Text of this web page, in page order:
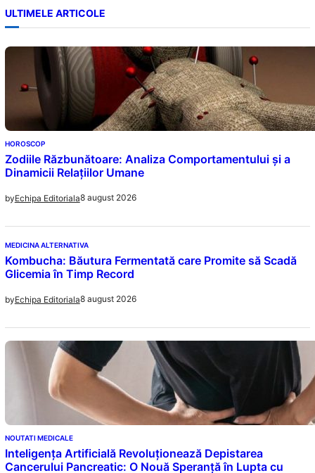
ULTIMELE ARTICOLE
HOROSCOP
Zodiile Răzbunătoare: Analiza Comportamentului și a
Dinamicii Relațiilor Umane
byEchipa Editoriala8 august 2026
MEDICINA ALTERNATIVA
Kombucha: Băutura Fermentată care Promite să Scadă
Glicemia în Timp Record
byEchipa Editoriala8 august 2026
NOUTATI MEDICALE
Inteligența Artificială Revoluționează Depistarea
Cancerului Pancreatic: O Nouă Speranță în Lupta cu